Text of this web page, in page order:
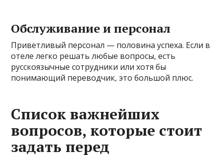
Обслуживание и персонал
Приветливый персонал — половина успеха. Если в
отеле легко решать любые вопросы, есть
русскоязычные сотрудники или хотя бы
понимающий переводчик, это большой плюс.
Список важнейших
вопросов, которые стоит
задать перед